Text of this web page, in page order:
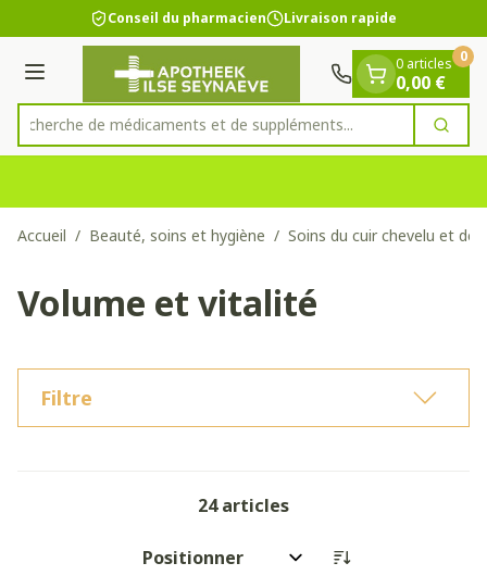
Aller au contenu
1 de 1
Conseil du pharmacien Livraison rapide
Menu
Rechercher
Recherche de médicaments et de suppléments..
0 articles
0,00 €
0
Accueil / Beauté, soins et hygiène / Soins du cuir chevelu et
Volume et vitalité
Filtre
24articles
Trier par: